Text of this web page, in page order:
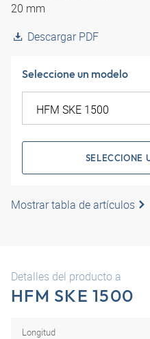
20 mm
Descargar PDF
Seleccione un modelo
SELECCIONE
Mostrar tabla de artículos
Detalles del producto a
HFM SKE 1500
Longitud